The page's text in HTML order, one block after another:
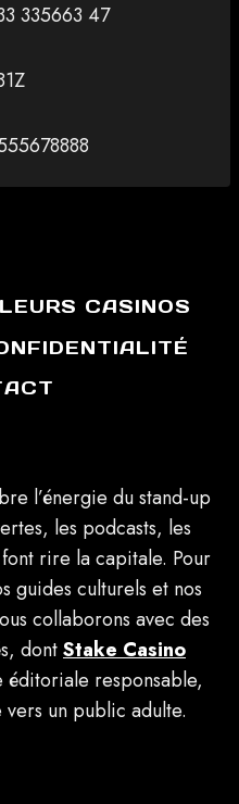
335663 47
CASINOS
l’énergie du stand-up
les podcasts, les
rire la capitale. Pour
guides culturels et nos
collaborons avec des
dontStake Casino
éditoriale responsable,
un public adulte.